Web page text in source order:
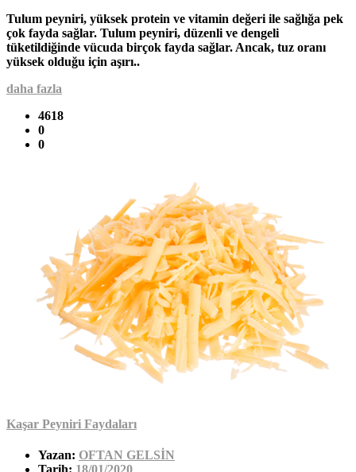
Tulum peyniri, yüksek protein ve vitamin değeri ile sağlığa pek
çok fayda sağlar. Tulum peyniri, düzenli ve dengeli
tüketildiğinde vücuda birçok fayda sağlar. Ancak, tuz oranı
yüksek olduğu için aşırı..
daha fazla
4618
0
0
Kaşar Peyniri Faydaları
Yazan: OFTAN GELSİN
Tarih: 18/01/2020